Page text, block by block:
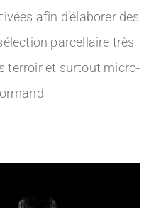
afin d’élaborer des
parcellaire très
terroir et surtout micro-